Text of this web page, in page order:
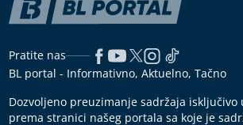
Pratite nas
BL portal - Informativno, Aktuelno, Tačno
Dozvoljeno preuzimanje sadržaja isključivo
prema stranici našeg portala sa koje je